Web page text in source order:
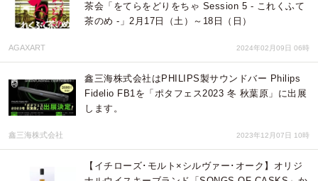
茶会「をてらをどりをちゃ Session 5 - これくふて
茶のめ ‐」2月17日（土）～18日（日）
AGAXART 2024年02月09日 06時
鑫三海株式会社はPHILIPS製サウンドバー Philips
Fidelio FB1を「ポタフェス2023 冬 秋葉原」に出展
します。
鑫三海株式会社 2023年12月07日 10時
【イチローズ･モルト×シルヴァー･オーク】オリジ